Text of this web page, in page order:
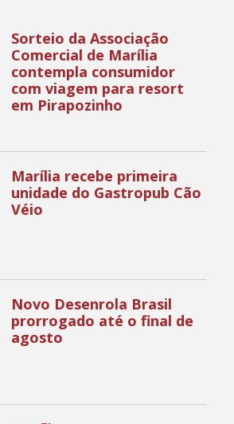
Sorteio da Associação
Comercial de Marília
contempla consumidor
com viagem para resort
em Pirapozinho
Marília recebe primeira
unidade do Gastropub Cão
Véio
Novo Desenrola Brasil
prorrogado até o final de
agosto